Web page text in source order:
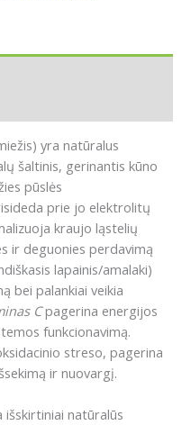
yra natūralus
šaltinis, gerinantis kūno
pūslės
prie jo elektrolitų
kraujo ląstelių
ir deguonies perdavimą
lapainis/amalaki)
bei palankiai veikia
Cpagerina energijos
funkcionavimą.
streso, pagerina
ir nuovargį.
natūralūs